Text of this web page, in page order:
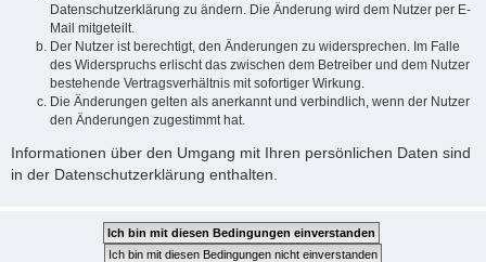
Datenschutzerklärung zu ändern. Die Änderung wird dem Nutzer per E-
Mail mitgeteilt.
Der Nutzer ist berechtigt, den Änderungen zu widersprechen. Im Falle
des Widerspruchs erlischt das zwischen dem Betreiber und dem Nutzer
bestehende Vertragsverhältnis mit sofortiger Wirkung.
Die Änderungen gelten als anerkannt und verbindlich, wenn der Nutzer
den Änderungen zugestimmt hat.
Informationen über den Umgang mit Ihren persönlichen Daten sind
in der Datenschutzerklärung enthalten.